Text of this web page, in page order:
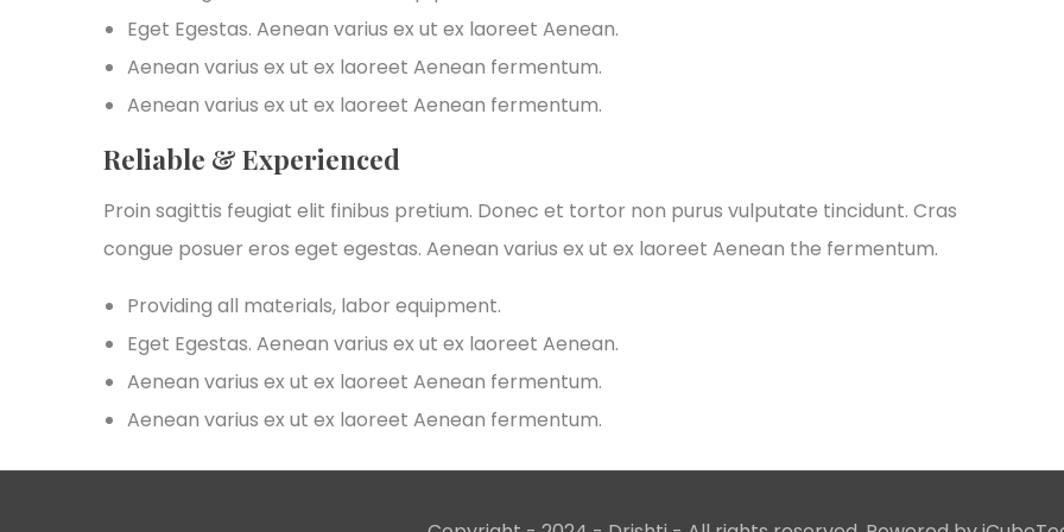
Eget Egestas. Aenean varius ex ut ex laoreet Aenean.
Aenean varius ex ut ex laoreet Aenean fermentum.
Aenean varius ex ut ex laoreet Aenean fermentum.
Reliable & Experienced
Proin sagittis feugiat elit finibus pretium. Donec et tortor non purus vulputate tincidunt. Cras
congue posuer eros eget egestas. Aenean varius ex ut ex laoreet Aenean the fermentum.
Providing all materials, labor equipment.
Eget Egestas. Aenean varius ex ut ex laoreet Aenean.
Aenean varius ex ut ex laoreet Aenean fermentum.
Aenean varius ex ut ex laoreet Aenean fermentum.